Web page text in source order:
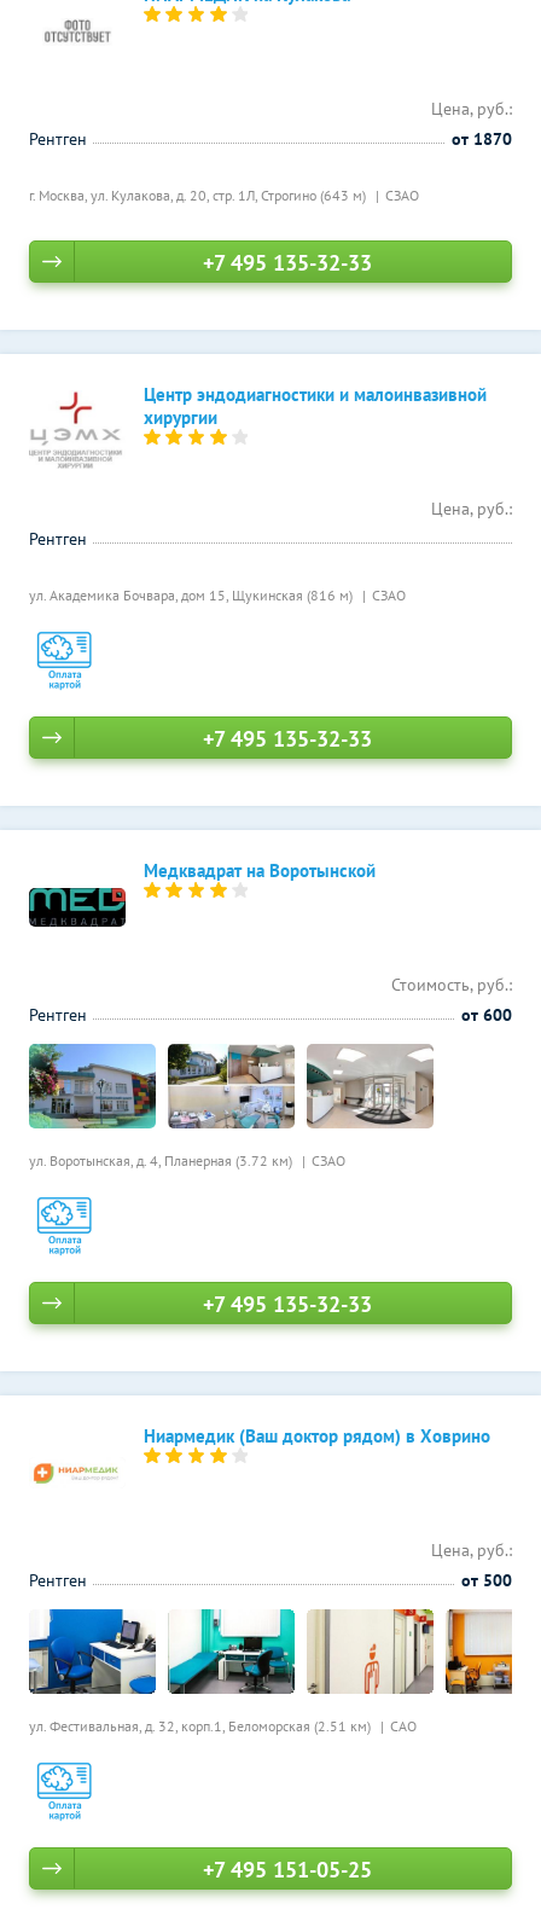
г. Москва, ул. Кулакова, д. 20, стр. 1Л, Строгино (643 м) СЗАО
Цена, руб.:
Рентген
от 1870
+7 495 135-32-33
Центр эндодиагностики и малоинвазивной
хирургии
ул. Академика Бочвара, дом 15, Щукинская (816 м) СЗАО
Цена, руб.:
Рентген
+7 495 135-32-33
Медквадрат на Воротынской
ул. Воротынская, д. 4, Планерная (3.72 км) СЗАО
Стоимость, руб.:
Рентген
от 600
+7 495 135-32-33
Ниармедик (Ваш доктор рядом) в Ховрино
ул. Фестивальная, д. 32, корп.1, Беломорская (2.51 км) САО
Цена, руб.:
Рентген
от 500
+7 495 151-05-25